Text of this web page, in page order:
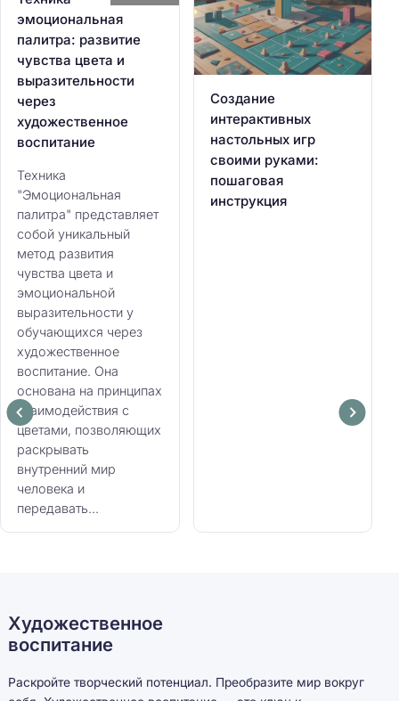
эмоциональная
палитра: развитие
чувства цвета и
выразительности
через
художественное
воспитание
Техника
"Эмоциональная
палитра" представляет
собой уникальный
метод развития
чувства цвета и
эмоциональной
выразительности у
обучающихся через
художественное
воспитание. Она
основана на принципах
взаимодействия с
цветами, позволяющих
раскрывать
внутренний мир
человека и
передавать...
Создание
интерактивных
настольных игр
своими руками:
пошаговая
инструкция
Художественное
воспитание
Раскройте творческий потенциал. Преобразите мир вокруг